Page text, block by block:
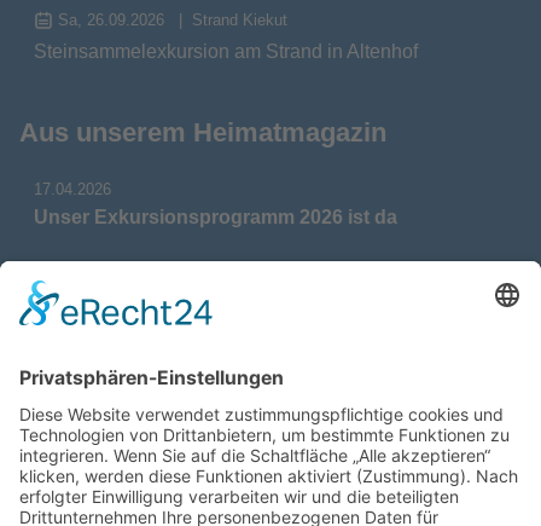
Sa, 26.09.2026 Strand Kiekut
Steinsammelexkursion am Strand in Altenhof
Aus unserem Heimatmagazin
17.04.2026
Unser Exkursionsprogramm 2026 ist da
Verdienstmedaille für Telse Stoy
Das war: Munition im Meer
17.04.2026
Fahrtenprogramm 2026 ist fertig